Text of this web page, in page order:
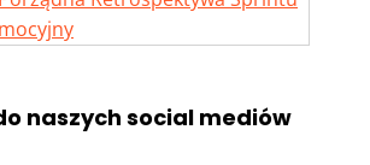
naszych social mediów